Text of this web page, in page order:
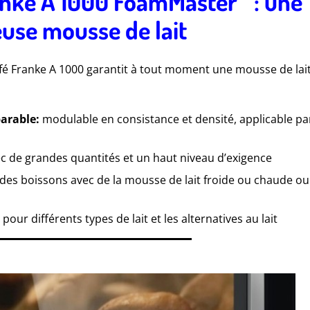
mousse de lait
Franke A 1000 garantit à tout moment une mousse de
modulable en consistance et densité, applicable
de grandes quantités et un haut niveau d’exigence
boissons avec de la mousse de lait froide ou chaude ou
pour différents types de lait et les alternatives au lait